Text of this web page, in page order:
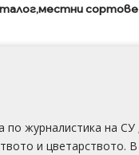
местни сортове
журналистика на СУ
и цветарството.